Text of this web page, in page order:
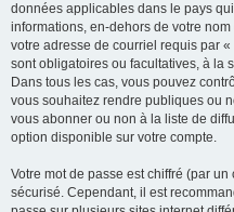
données applicables dans le pays
informations, en-dehors de votre
votre adresse de courriel requis par
sont obligatoires ou facultatives, à la
Dans tous les cas, vous pouvez
vous souhaitez rendre publiques ou
vous abonner ou non à la liste de
option disponible sur votre compte.
Votre mot de passe est chiffré (par
sécurisé. Cependant, il est